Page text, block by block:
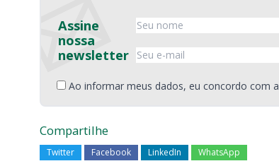
Assine
nossa
newsletter
Ao informar meus dados, eu concordo com a
Compartilhe
Twitter Facebook LinkedIn WhatsApp